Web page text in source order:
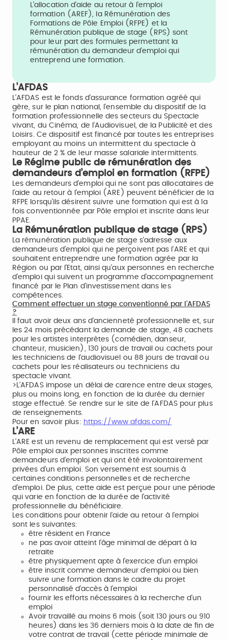
L’allocation d’aide au retour à l’emploi
formation (AREF), la Rémunération des
Formations de Pôle Emploi (RFPE) et la
Rémunération publique de stage (RPS) sont
pour leur part des formules permettant la
rémunération du demandeur d’emploi qui
entreprend une formation.
L’AFDAS
L'AFDAS est le fonds d'assurance formation agréé qui
gère, sur le plan national, l'ensemble du dispositif de la
formation professionnelle des secteurs du Spectacle
vivant, du Cinéma, de l'Audiovisuel, de la Publicité et des
Loisirs. Ce dispositif est financé par toutes les entreprises
employant au moins un intermittent du spectacle à
hauteur de 2 % de leur masse salariale intermittents.
Le Régime public de rémunération des
demandeurs d’emploi en formation (RFPE)
Les demandeurs d’emploi qui ne sont pas allocataires de
l’aide au retour à l’emploi (ARE) peuvent bénéficier de la
RFPE lorsqu’ils désirent suivre une formation qui est à la
fois conventionnée par Pôle emploi et inscrite dans leur
PPAE.
La Rémunération publique de stage (RPS)
La rémunération publique de stage s’adresse aux
demandeurs d’emploi qui ne perçoivent pas l’ARE et qui
souhaitent entreprendre une formation agrée par la
Région ou par l’Etat, ainsi qu’aux personnes en recherche
d’emploi qui suivent un programme d’accompagnement
financé par le Plan d’investissement dans les
compétences.
Comment effectuer un stage conventionné par l’AFDAS
?
Il faut avoir deux ans d'ancienneté professionnelle et, sur
les 24 mois précédant la demande de stage, 48 cachets
pour les artistes interprètes (comédien, danseur,
chanteur, musicien), 130 jours de travail ou cachets pour
les techniciens de l'audiovisuel ou 88 jours de travail ou
cachets pour les réalisateurs ou techniciens du
spectacle vivant.
>L’AFDAS impose un délai de carence entre deux stages,
plus ou moins long, en fonction de la durée du dernier
stage effectué. Se rendre sur le site de l’AFDAS pour plus
de renseignements.
Pour en savoir plus: https://www.afdas.com/
L’ARE
L’ARE est un revenu de remplacement qui est versé par
Pôle emploi aux personnes inscrites comme
demandeurs d’emploi et qui ont été involontairement
privées d’un emploi. Son versement est soumis à
certaines conditions personnelles et de recherche
d’emploi. De plus, cette aide est perçue pour une période
qui varie en fonction de la durée de l’activité
professionnelle du bénéficiaire.
Les conditions pour obtenir l’aide au retour à l’emploi
sont les suivantes:
être résident en France
ne pas avoir atteint l’âge minimal de départ à la
retraite
être physiquement apte à l’exercice d’un emploi
être inscrit comme demandeur d’emploi ou bien
suivre une formation dans le cadre du projet
personnalisé d’accès à l’emploi
fournir les efforts nécessaires à la recherche d’un
emploi
Avoir travaillé au moins 6 mois (soit 130 jours ou 910
heures) dans les 36 derniers mois à la date de fin de
votre contrat de travail (cette période minimale de